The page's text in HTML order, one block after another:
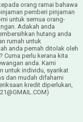
orang ramai bahawa
pemberi pinjaman
untuk semua orang-
Adakah anda
hutang anda
rumah untuk
anda pernah ditolak oleh
Cuma perlu kerana kita
anda. Kami
untuk individu, syarikat
dan mudah difahami
kredit diperlukan,